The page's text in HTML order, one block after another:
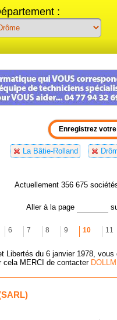
:
La Bâtie-Rolland
Actuellement 356 675
Aller à la page
6 7 8 9 10 11
Libertés du 6 janvier 1978,
cela MERCI de contacter